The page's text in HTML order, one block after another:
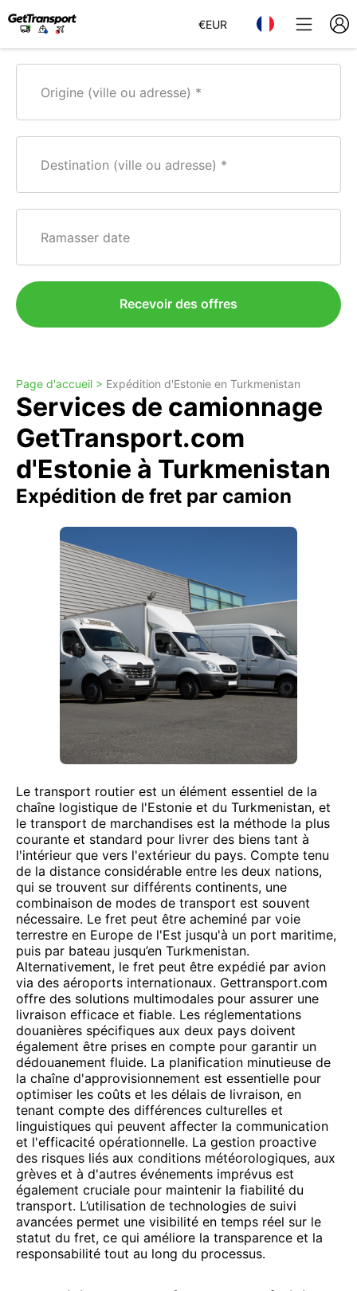
€EUR
Origine (ville ou adresse)
Destination (ville ou adresse)
Ramasser date
Recevoir des offres
Page d'accueil > Expédition d'Estonie en Turkmenistan
Services de camionnage
GetTransport.com
d'Estonie à Turkmenistan
Expédition de fret par camion
Le transport routier est un élément essentiel de la
chaîne logistique de l'Estonie et du Turkmenistan, et
le transport de marchandises est la méthode la plus
courante et standard pour livrer des biens tant à
l'intérieur que vers l'extérieur du pays. Compte tenu
de la distance considérable entre les deux nations,
qui se trouvent sur différents continents, une
combinaison de modes de transport est souvent
nécessaire. Le fret peut être acheminé par voie
terrestre en Europe de l'Est jusqu'à un port maritime,
puis par bateau jusqu’en Turkmenistan.
Alternativement, le fret peut être expédié par avion
via des aéroports internationaux. Gettransport.com
offre des solutions multimodales pour assurer une
livraison efficace et fiable. Les réglementations
douanières spécifiques aux deux pays doivent
également être prises en compte pour garantir un
dédouanement fluide. La planification minutieuse de
la chaîne d'approvisionnement est essentielle pour
optimiser les coûts et les délais de livraison, en
tenant compte des différences culturelles et
linguistiques qui peuvent affecter la communication
et l'efficacité opérationnelle. La gestion proactive
des risques liés aux conditions météorologiques, aux
grèves et à d'autres événements imprévus est
également cruciale pour maintenir la fiabilité du
transport. L’utilisation de technologies de suivi
avancées permet une visibilité en temps réel sur le
statut du fret, ce qui améliore la transparence et la
responsabilité tout au long du processus.